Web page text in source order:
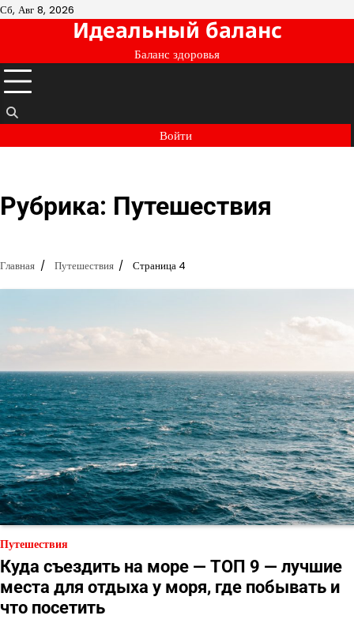
Перейти
Сб, Авг 8, 2026
Идеальный баланс
Баланс здоровья
Войти
Рубрика: Путешествия
Главная Путешествия Страница 4
Путешествия
Куда съездить на море — ТОП 9 — лучшие
места для отдыха у моря, где побывать и
что посетить